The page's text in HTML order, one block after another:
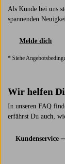
Als Kunde bei uns
spannenden
Melde dich
* Siehe
Wir helfen
In unseren FAQ
erfährst Du auch,
Kundenservice